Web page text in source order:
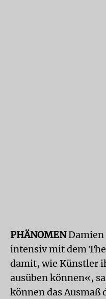
PHÄNOMENDamien
intensiv mit dem
damit, wie Künstler
ausüben können«,
können das Ausmaß